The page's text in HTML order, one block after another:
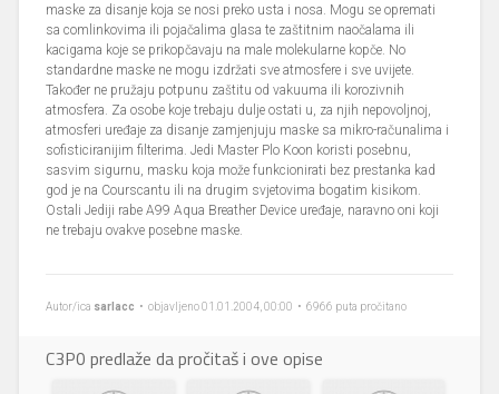
maske za disanje koja se nosi preko usta i nosa. Mogu se opremati
sa comlinkovima ili pojačalima glasa te zaštitnim naočalama ili
kacigama koje se prikopčavaju na male molekularne kopče. No
standardne maske ne mogu izdržati sve atmosfere i sve uvijete.
Također ne pružaju potpunu zaštitu od vakuuma ili korozivnih
atmosfera. Za osobe koje trebaju dulje ostati u, za njih nepovoljnoj,
atmosferi uređaje za disanje zamjenjuju maske sa mikro-računalima i
sofisticiranijim filterima. Jedi Master Plo Koon koristi posebnu,
sasvim sigurnu, masku koja može funkcionirati bez prestanka kad
god je na Courscantu ili na drugim svjetovima bogatim kisikom.
Ostali Jediji rabe A99 Aqua Breather Device uređaje, naravno oni koji
ne trebaju ovakve posebne maske.
Autor/ica sarlacc • objavljeno 01.01.2004, 00:00 • 6966 puta pročitano
C3P0 predlaže da pročitaš i ove opise